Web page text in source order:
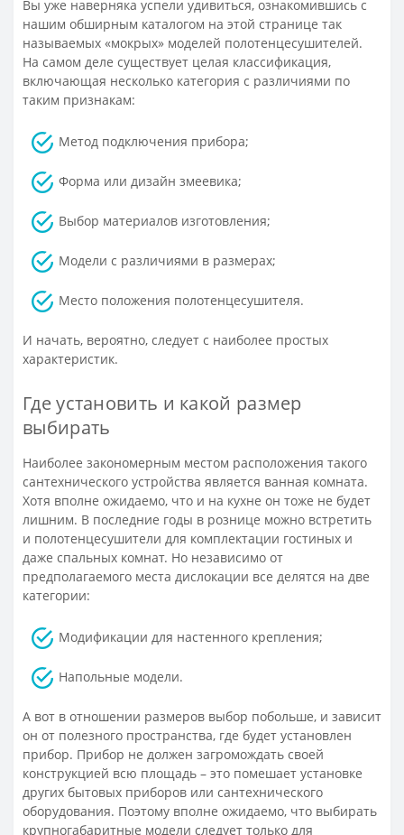
Вы уже наверняка успели удивиться, ознакомившись с
нашим обширным каталогом на этой странице так
называемых «мокрых» моделей полотенцесушителей.
На самом деле существует целая классификация,
включающая несколько категория с различиями по
таким признакам:
Метод подключения прибора;
Форма или дизайн змеевика;
Выбор материалов изготовления;
Модели с различиями в размерах;
Место положения полотенцесушителя.
И начать, вероятно, следует с наиболее простых
характеристик.
Где установить и какой размер
выбирать
Наиболее закономерным местом расположения такого
сантехнического устройства является ванная комната.
Хотя вполне ожидаемо, что и на кухне он тоже не будет
лишним. В последние годы в рознице можно встретить
и полотенцесушители для комплектации гостиных и
даже спальных комнат. Но независимо от
предполагаемого места дислокации все делятся на две
категории:
Модификации для настенного крепления;
Напольные модели.
А вот в отношении размеров выбор побольше, и зависит
он от полезного пространства, где будет установлен
прибор. Прибор не должен загромождать своей
конструкцией всю площадь – это помешает установке
других бытовых приборов или сантехнического
оборудования. Поэтому вполне ожидаемо, что выбирать
крупногабаритные модели следует только для